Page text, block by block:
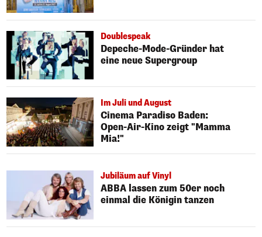
Doublespeak
Depeche-Mode-Gründer hat
eine neue Supergroup
Im Juli und August
Cinema Paradiso Baden:
Open-Air-Kino zeigt "Mamma
Mia!"
Jubiläum auf Vinyl
ABBA lassen zum 50er noch
einmal die Königin tanzen